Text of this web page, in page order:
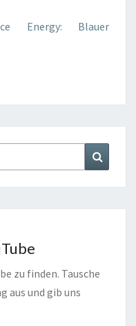
Energy: Blauer
zu finden. Tausche
aus und gib uns